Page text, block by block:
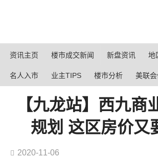
资讯主页 楼市成交新闻 新盘资讯 地
名人入市 业主TIPS 楼市分析 美联
【九龙站】西九商
规划 这区房价又
2020-11-06